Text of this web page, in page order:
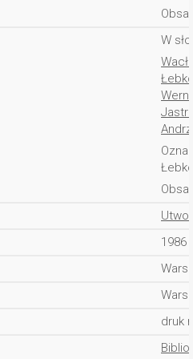
W
1986
druk